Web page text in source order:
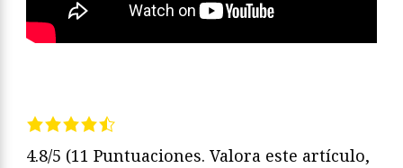
4.8/5 (11 Puntuaciones. Valora este artículo,